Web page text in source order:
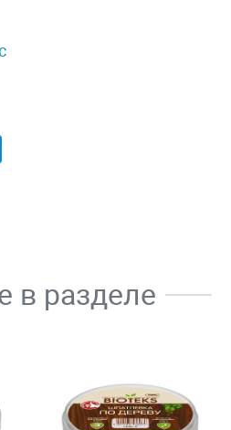
в разделе